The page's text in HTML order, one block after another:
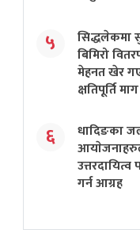
५
सिद्धलेकमा
बिमिरो
मेहनत खेर
क्षतिपूर्ति माग
६
धादिङका
उत्तरदायित्व
गर्न आग्रह